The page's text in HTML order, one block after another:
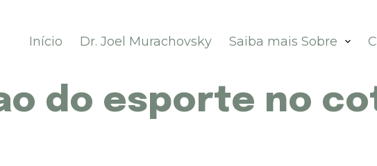
Início Dr. Joel Murachovsky Saiba mais Sobre
do esporte no